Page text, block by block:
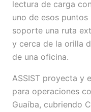
lectura de carga
uno de esos
soporte una ruta
y cerca de la orilla
de una oficina.
ASSIST proyecta y
para operaciones
Guaíba, cubriendo